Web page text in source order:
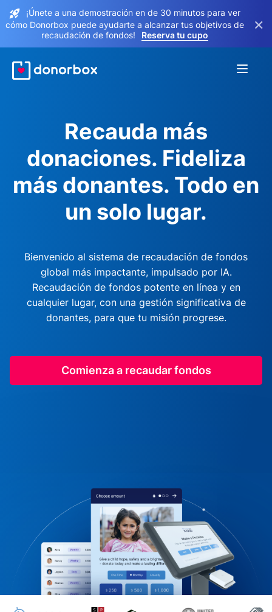
¡Únete a una demostración en de 30 minutos para ver
cómo Donorbox puede ayudarte a alcanzar tus objetivos de
recaudación de fondos!
Reserva tu cupo
×
Recauda más
donaciones. Fideliza
más donantes. Todo en
un solo lugar.
Bienvenido al sistema de recaudación de fondos
global más impactante, impulsado por IA.
Recaudación de fondos potente en línea y en
cualquier lugar, con una gestión significativa de
donantes, para que tu misión progrese.
Comienza a recaudar fondos